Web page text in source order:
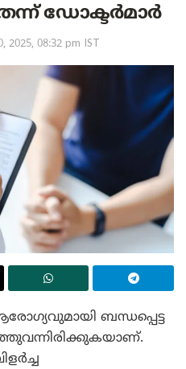
ഡോക്ടർമാർ
2025, 08:32 pm IST
ബന്ധപ്പെട്ട